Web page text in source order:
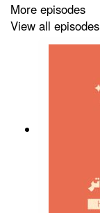
More episodes
View all episodes